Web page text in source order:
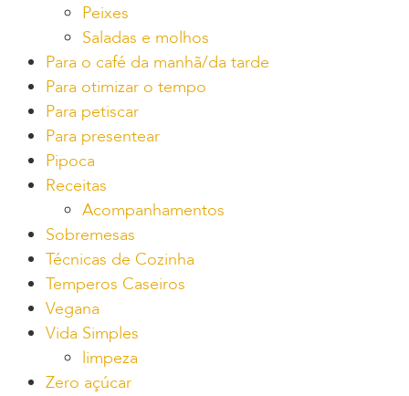
Peixes
Saladas e molhos
Para o café da manhã/da tarde
Para otimizar o tempo
Para petiscar
Para presentear
Pipoca
Receitas
Acompanhamentos
Sobremesas
Técnicas de Cozinha
Temperos Caseiros
Vegana
Vida Simples
limpeza
Zero açúcar